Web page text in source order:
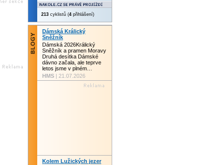
213 cyklistů (4 přihlášení)
Dámská Králický
Sněžník
Dámská 2026Králický
Sněžník a pramen Moravy
Druhá desítka Dámské
dávno začala, ale teprve
letos jsme v plném…
HMS | 21.07.2026
Kolem Lužických jezer